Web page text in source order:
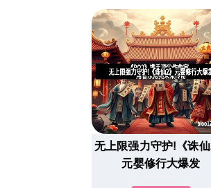
无上限强力守护!《诛仙
元婴修行大爆发